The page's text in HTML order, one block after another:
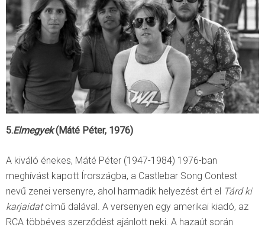
5.Elmegyek(Máté Péter, 1976)
A kiváló énekes, Máté Péter (1947-1984) 1976-ban
meghívást kapott Írországba, a Castlebar Song Contest
nevű zenei versenyre, ahol harmadik helyezést ért el Tárd ki
karjaidatcímű dalával. A versenyen egy amerikai kiadó, az
RCA többéves szerződést ajánlott neki. A hazaút során